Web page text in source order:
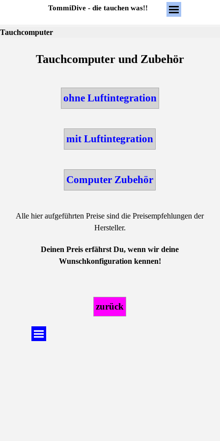
Direkt zum SeiteninhaltTommiDive - die tauchen was!! Menü
Tauchcomputer
Tauchcomputer und Zubehör
ohne Luftintegration
mit Luftintegration
Computer Zubehör
Alle hier aufgeführten Preise sind die Preisempfehlungen der
Hersteller.
Deinen Preis erfährst Du, wenn wir deine
Wunschkonfiguration kennen!
zurück
Menü überspringen